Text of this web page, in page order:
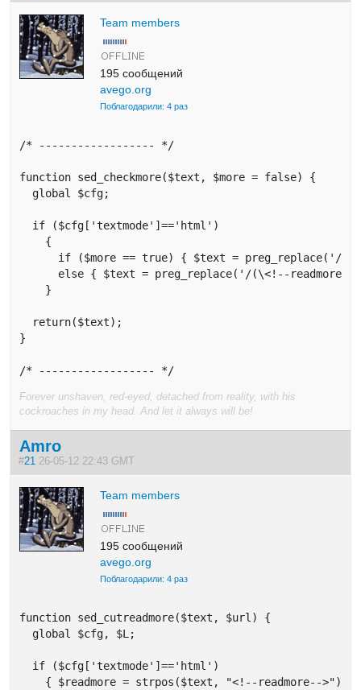
Team members
195 сообщений
avego.org
Поблагодарили: 4 раз
/* ------------------ */
function sed_checkmore($text, $more = false) {
  global $cfg;
  if ($cfg['textmode']=='html')
    {
if ($more == true) { $text = preg_replace('/
else { $text = preg_replace('/(\<!--
    }
  return($text);
}
/* ------------------ */
Forever unshaven, red-eyed, detached from reality, with his
cockroaches in my head. And let it always will be!
Amro
#21 26-05-12 22:43 GMT
Team members
195 сообщений
avego.org
Поблагодарили: 4 раз
function sed_cutreadmore($text, $url) {
  global $cfg, $L;
  if ($cfg['textmode']=='html')
    { $readmore = strpos($text, "<!--readmore-->"); }